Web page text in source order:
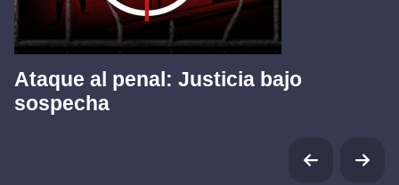
Ataque al penal: Justicia bajo
sospecha